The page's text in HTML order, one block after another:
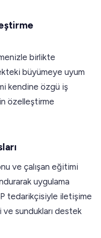
birlikte
büyümeye uyum
kendine özgü iş
özelleştirme
ve çalışan eğitimi
uygulama
tedarikçisiyle iletişime
sundukları destek